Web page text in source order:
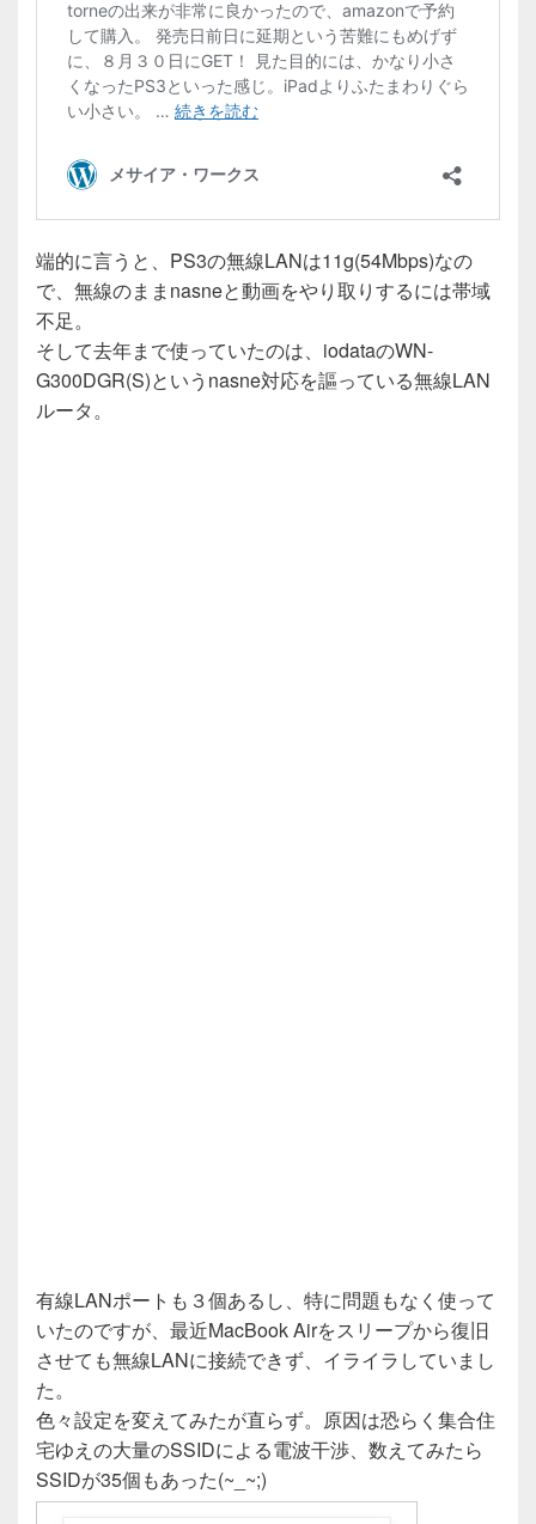
端的に言うと、PS3の無線LANは11g(54Mbps)なの
で、無線のままnasneと動画をやり取りするには帯域
不足。
そして去年まで使っていたのは、iodataのWN-
G300DGR(S)というnasne対応を謳っている無線LAN
ルータ。
有線LANポートも３個あるし、特に問題もなく使って
いたのですが、最近MacBook Airをスリープから復旧
させても無線LANに接続できず、イライラしていまし
た。
色々設定を変えてみたが直らず。原因は恐らく集合住
宅ゆえの大量のSSIDによる電波干渉、数えてみたら
SSIDが35個もあった(~_~;)